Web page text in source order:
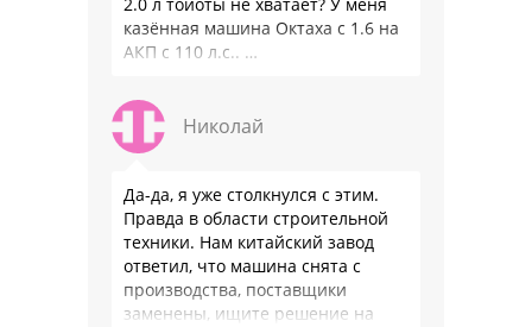
казённая машина Октаха с 1.6 на
АКП с 110 л.с.. …
Николай
Да-да, я уже столкнулся с этим.
Правда в области строительной
техники. Нам китайский завод
ответил, что машина снята с
производства, поставщики
заменены, ищите решение на